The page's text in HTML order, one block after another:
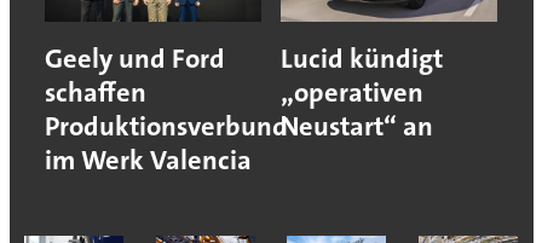
Geely und Ford
schaffen
Produktionsverbund
im Werk Valencia
Lucid kündigt
„operativen
Neustart“ an